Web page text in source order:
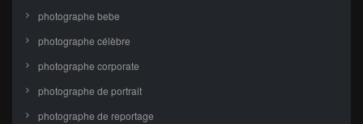
photographe bebe
photographe célèbre
photographe corporate
photographe de portrait
photographe de reportage